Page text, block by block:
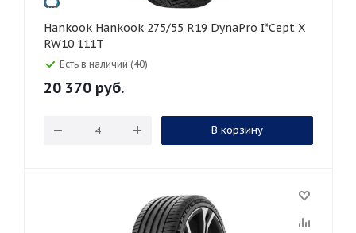
Hankook Hankook 275/55 R19 DynaPro I*Cept X
RW10 111T
Есть в наличии (40)
20 370 руб.
В корзину